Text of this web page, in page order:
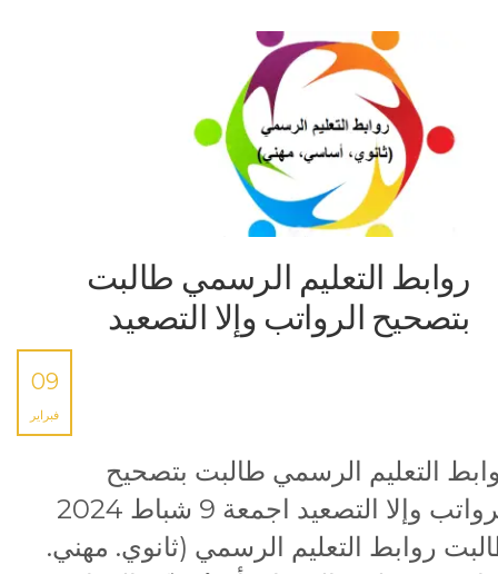
روابط التعليم الرسمي طالبت
بتصحيح الرواتب وإلا التصعيد
09
فبراير
التعليم الرسمي طالبت بتصحيح
الرواتب وإلا التصعيد اجمعة 9 شباط 2024
روابط التعليم الرسمي (ثانوي. مهني.